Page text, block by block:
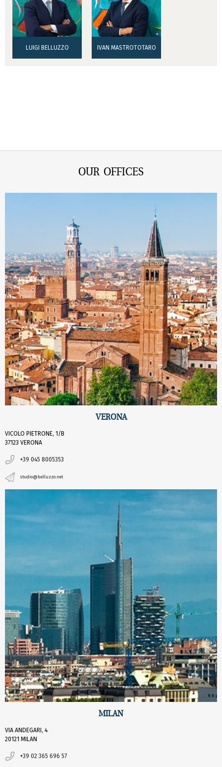
LUIGI BELLUZZO IVAN MASTROTOTARO
OUR OFFICES
VERONA
VICOLO PIETRONE, 1/B
37123 VERONA
+39 045 8005353
studio@belluzzo.net
MILAN
VIA ANDEGARI, 4
20121 MILAN
+39 02 365 696 57